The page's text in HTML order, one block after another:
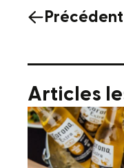
Précédent
Articles